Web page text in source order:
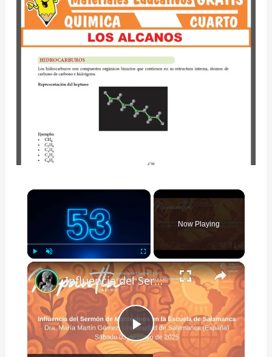
×
Play Unmute Fullscreen
Now Playing
×
P
Influencia del Sermón de Montesinos en la Escuela de Salamanca